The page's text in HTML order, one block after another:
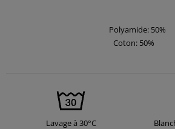
Polyamide: 50%
Coton: 50%
Lavage à 30°C